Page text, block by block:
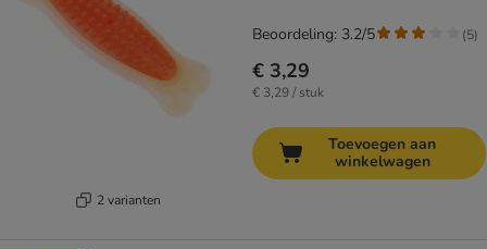
2 varianten
€ 3,29
€ 3,29 / stuk
Beoordeling: 3.2/5 (5)
Toevoegen aan
winkelwagen